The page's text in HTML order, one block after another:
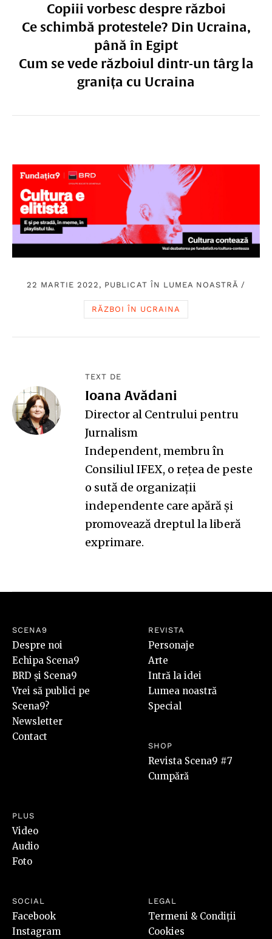
Copiii vorbesc despre război
Ce schimbă protestele? Din Ucraina,
până în Egipt
Cum se vede războiul dintr-un târg la
granița cu Ucraina
22 MARTIE 2022, PUBLICAT ÎN LUMEA NOASTRĂ /
RĂZBOI ÎN UCRAINA
TEXT DE
Ioana Avădani
Director al Centrului pentru
Jurnalism
Independent, membru în
Consiliul IFEX, o rețea de peste
o sută de organizații
independente care apără și
promovează dreptul la liberă
exprimare.
SCENA9
Despre noi
Echipa Scena9
BRD și Scena9
Vrei să publici pe
Scena9?
Newsletter
Contact
REVISTA
Personaje
Arte
Intră la idei
Lumea noastră
Special
SHOP
Revista Scena9 #7
Cumpără
PLUS
Video
Audio
Foto
SOCIAL
Facebook
Instagram
LEGAL
Termeni & Condiții
Cookies